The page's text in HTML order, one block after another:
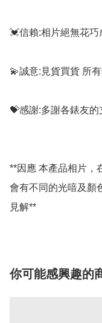
💓信賴:相片絕無花
💫誠意:見貨買貨 所
💝感謝:多謝各錶友的
**因應 本產品相片，
會有不同的光喑及顏
你可能感興趣的